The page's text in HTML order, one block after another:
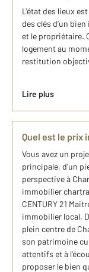
L'état des lieux
des clés d’un
et le propriétaire.
logement au
restitution
Lire plus
Quel est le prix
Vous avez un
principale, d’un
perspective à
immobilier
CENTURY 21
immobilier local.
plein centre de
son patrimoine
attentifs et à
proposer le bien